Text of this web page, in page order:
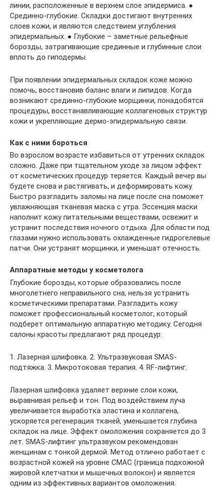
линии, расположенные в верхнем слое эпидермиса. ●
Срединно-глубокие. Складки достигают внутренних
слоев кожи, и являются следствием углубления
эпидермальных. ● Глубокие – заметные рельефные
борозды, затрагивающие срединные и глубинные слои
вплоть до гиподермы.
При появлении эпидермальных складок коже можно
помочь, восстановив баланс влаги и липидов. Когда
возникают срединно-глубокие морщинки, понадобятся
процедуры, восстанавливающие коллагеновых структур
кожи и укрепляющие дермо-эпидермальную связи.
Как с ними бороться
Во взрослом возрасте избавиться от утренних складок
сложно. Даже при тщательном уходе за лицом эффект
от косметических процедур теряется. Каждый вечер вы
будете снова и растягивать, и деформировать кожу.
Быстро разгладить заломы на лице после сна поможет
увлажняющая тканевая маска с утра. Эссенция маски
наполнит кожу питательными веществами, освежит и
устранит последствия ночного отдыха. Для области под
глазами нужно использовать охлажденные гидрогелевые
патчи. Они устранят морщинки, и уменьшат отечность.
Аппаратные методы у косметолога
Глубокие борозды, которые образовались после
многолетнего неправильного сна, нельзя устранить
косметическими препаратами. Разгладить кожу
поможет профессиональный косметолог, который
подберет оптимальную аппаратную методику. Сегодня
салоны красоты предлагают ряд процедур:
1. Лазерная шлифовка. 2. Ультразвуковая SMAS-
подтяжка. 3. Микротоковая терапия. 4. RF-лифтинг.
Лазерная шлифовка удаляет верхние слои кожи,
выравнивая рельеф и тон. Под воздействием луча
увеличивается выработка эластина и коллагена,
ускоряется регенерация тканей, уменьшается глубина
складок на лице. Эффект омоложения сохраняется до 3
лет. SMAS-лифтинг ультразвуком рекомендован
женщинам с тонкой дермой. Метод отлично работает с
возрастной кожей на уровне СМАС (граница подкожной
жировой клетчатки и мышечных волокон) и является
одним из эффективных вариантов омоложения.